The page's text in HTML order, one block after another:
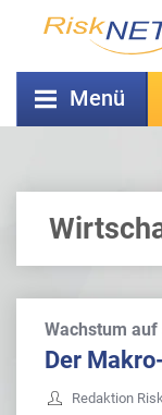
Menü
Wachstum
Der
Redaktion